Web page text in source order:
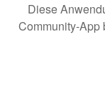
Diese
Community-App